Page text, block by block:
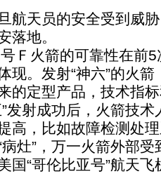
航天员的安全受到威
落地。
火箭的可靠性在前5
现。发射“神六”的火箭
的定型产品，技术指
”发射成功后，火箭技
高，比如故障检测处
灶”，万一火箭外部
国“哥伦比亚号”航天